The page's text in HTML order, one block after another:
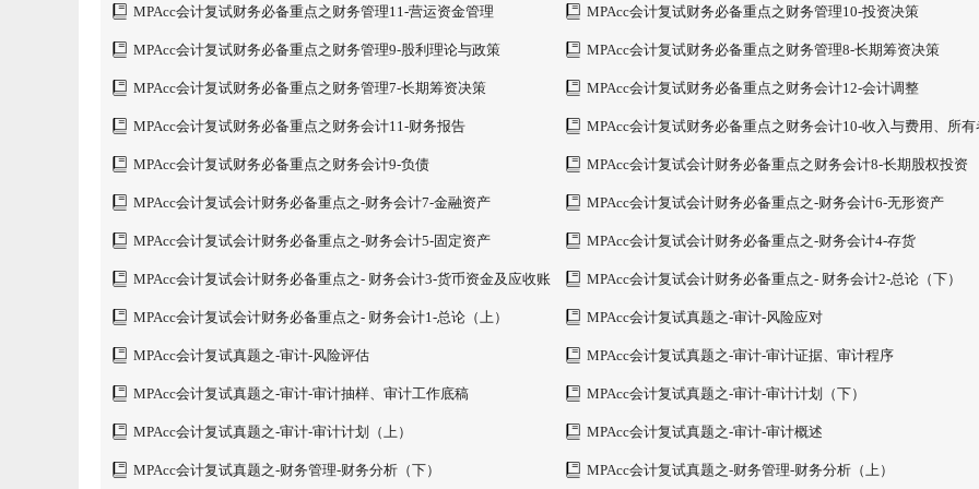
MPAcc会计复试财务必备重点之财务管理11-营运资金管理 MPAcc会计复试财务必备重点之财务管理10-投资决策
MPAcc会计复试财务必备重点之财务管理9-股利理论与政策 MPAcc会计复试财务必备重点之财务管理8-长期筹资决策
MPAcc会计复试财务必备重点之财务管理7-长期筹资决策 MPAcc会计复试财务必备重点之财务会计12-会计调整
MPAcc会计复试财务必备重点之财务会计11-财务报告
MPAcc会计复试财务必备重点之财务会计10-收入与费用、所有
MPAcc会计复试财务必备重点之财务会计9-负债 MPAcc会计复试会计财务必备重点之财务会计8-长期股权投资
MPAcc会计复试会计财务必备重点之-财务会计7-金融资产 MPAcc会计复试会计财务必备重点之-财务会计6-无形资产
MPAcc会计复试会计财务必备重点之-财务会计5-固定资产 MPAcc会计复试会计财务必备重点之-财务会计4-存货
MPAcc会计复试会计财务必备重点之- 财务会计3-货币资金及应收账
MPAcc会计复试会计财务必备重点之- 财务会计2-总论（下）
MPAcc会计复试会计财务必备重点之- 财务会计1-总论（上） MPAcc会计复试真题之-审计-风险应对
MPAcc会计复试真题之-审计-风险评估 MPAcc会计复试真题之-审计-审计证据、审计程序
MPAcc会计复试真题之-审计-审计抽样、审计工作底稿 MPAcc会计复试真题之-审计-审计计划（下）
MPAcc会计复试真题之-审计-审计计划（上） MPAcc会计复试真题之-审计-审计概述
MPAcc会计复试真题之-财务管理-财务分析（下） MPAcc会计复试真题之-财务管理-财务分析（上）